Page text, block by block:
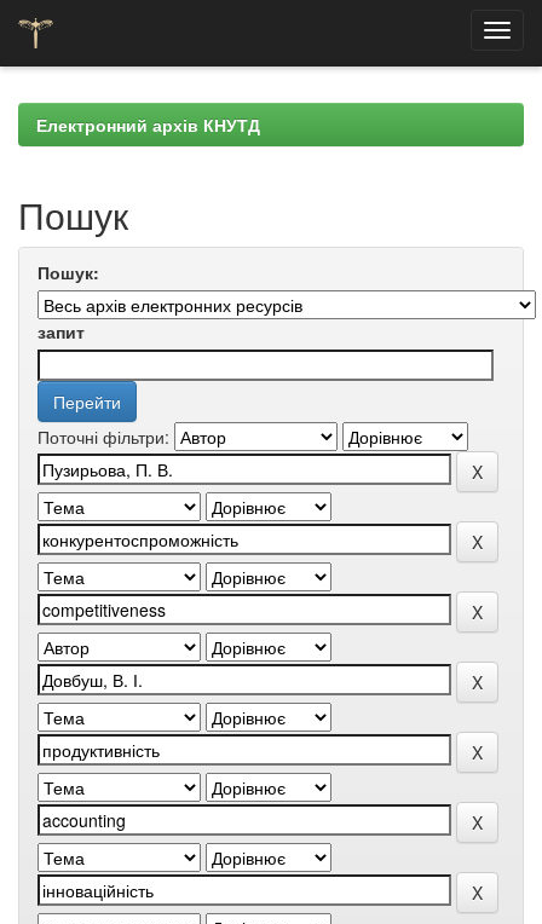
navigationЕлектронний архів КНУТД
Пошук
Пошук:
запит
Поточні фільтри: